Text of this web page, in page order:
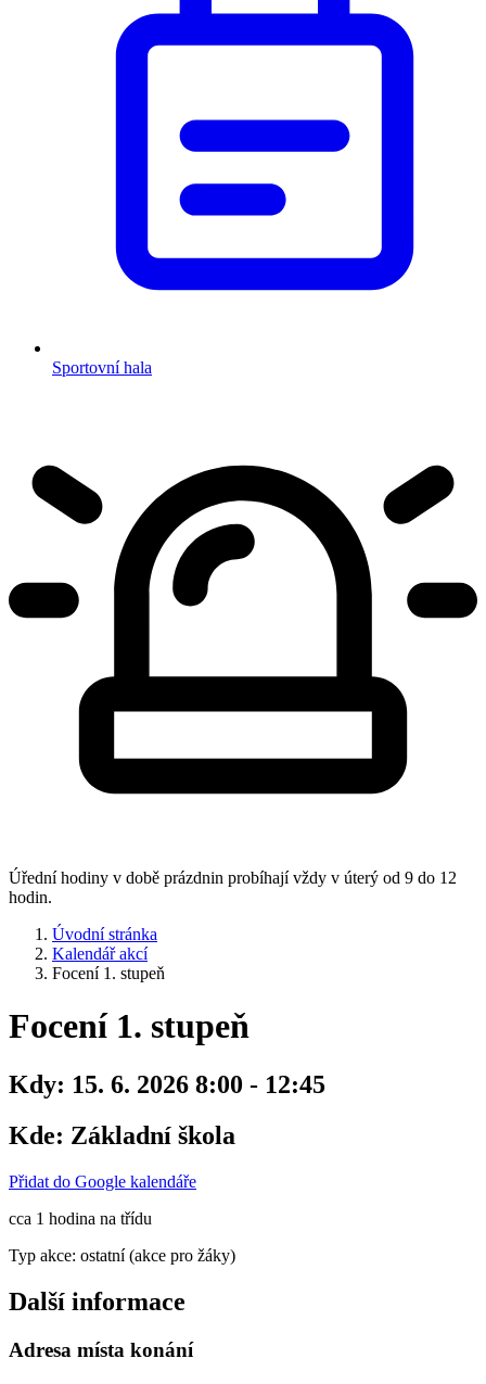
Sportovní hala
Úřední hodiny v době prázdnin probíhají vždy v úterý od 9 do 12
hodin.
Úvodní stránka
Kalendář akcí
Focení 1. stupeň
Focení 1. stupeň
Kdy: 15. 6. 2026 8:00 - 12:45
Kde: Základní škola
Přidat do Google kalendáře
cca 1 hodina na třídu
Typ akce: ostatní (akce pro žáky)
Další informace
Adresa místa konání